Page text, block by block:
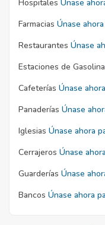
Hospitales Únase
Farmacias Únase
Restaurantes Únase
Estaciones de Gasolina
Cafeterías Únase
Panaderías Únase
Iglesias Únase ahora
Cerrajeros Únase
Guarderías Únase
Bancos Únase ahora